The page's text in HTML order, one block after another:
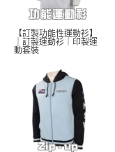
【訂製功能性運動衫】
｜訂製運動衫｜印製運
動套裝